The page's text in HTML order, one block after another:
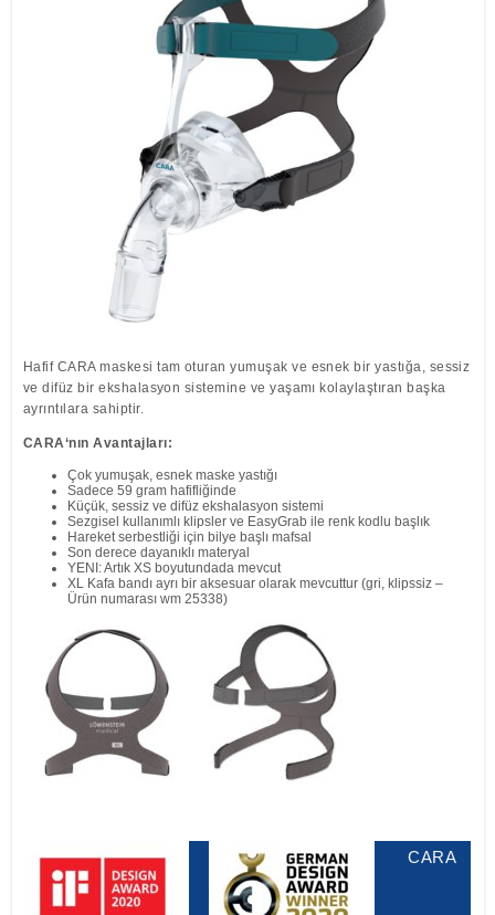
Löwenstein Medical Manufacturing
Löwenstein Medical Technology
Löwenstein Medical Innovation
Hafif CARA maskesi tam oturan yumuşak ve esnek bir yastığa, sessiz
ve difüz bir ekshalasyon sistemine ve yaşamı kolaylaştıran başka
ayrıntılara sahiptir.
CARA‘nın Avantajları:
Çok yumuşak, esnek maske yastığı
Sadece 59 gram hafifliğinde
Küçük, sessiz ve difüz ekshalasyon sistemi
Sezgisel kullanımlı klipsler ve EasyGrab ile renk kodlu başlık
Hareket serbestliği için bilye başlı mafsal
Son derece dayanıklı materyal
YENI: Artık XS boyutundada mevcut
XL Kafa bandı ayrı bir aksesuar olarak mevcuttur (gri, klipssiz –
Ürün numarası wm 25338)
CARA